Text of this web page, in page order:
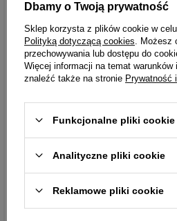
Szerokość
centymetrach
Więcej
8 Więcej
Wysokość
Więcej
5 Więcej
Waga
gabarytowa w
gramach
166.67
Dbamy o Twoją prywatność
Sklep korzysta z plików cookie w
Polityką dotyczącą cookies . Możesz
przechowywania lub dostępu do
Więcej informacji na temat warunków
znaleźć także na stronie Prywatność
Funkcjonalne pliki cookie
Analityczne pliki cookie
Reklamowe pliki cookie